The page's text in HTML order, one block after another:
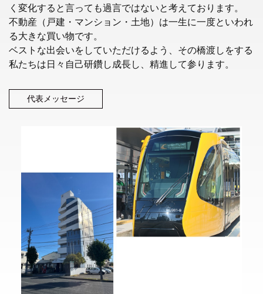
く変化すると言っても過言ではないと考えております。
不動産（戸建・マンション・土地）は一生に一度といわれ
る大きな買い物です。
ベストな出会いをしていただけるよう、その橋渡しをする
私たちは日々自己研鑽し成長し、精進して参ります。
代表メッセージ